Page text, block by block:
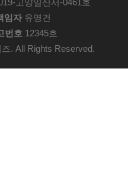
고양일산서-0461호
임자 유영건
번호 12345호
. All Rights Reserved.